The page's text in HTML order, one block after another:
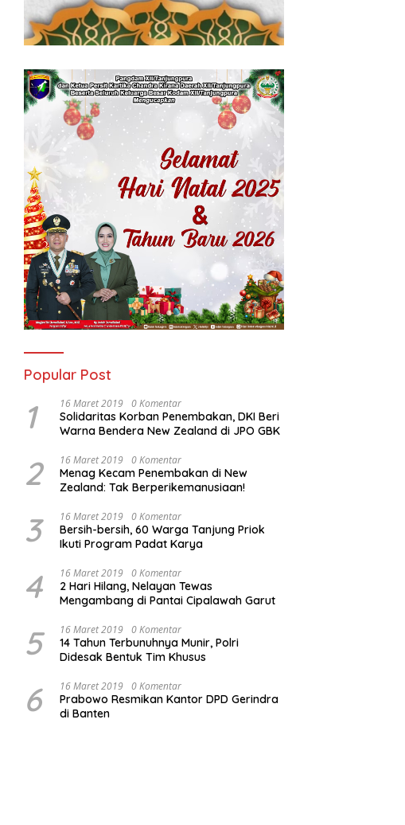
Popular Post
1 16 Maret 2019 0 Komentar
Solidaritas Korban Penembakan, DKI Beri
Warna Bendera New Zealand di JPO GBK
2 16 Maret 2019 0 Komentar
Menag Kecam Penembakan di New
Zealand: Tak Berperikemanusiaan!
3 16 Maret 2019 0 Komentar
Bersih-bersih, 60 Warga Tanjung Priok
Ikuti Program Padat Karya
4 16 Maret 2019 0 Komentar
2 Hari Hilang, Nelayan Tewas
Mengambang di Pantai Cipalawah Garut
5 16 Maret 2019 0 Komentar
14 Tahun Terbunuhnya Munir, Polri
Didesak Bentuk Tim Khusus
6 16 Maret 2019 0 Komentar
Prabowo Resmikan Kantor DPD Gerindra
di Banten